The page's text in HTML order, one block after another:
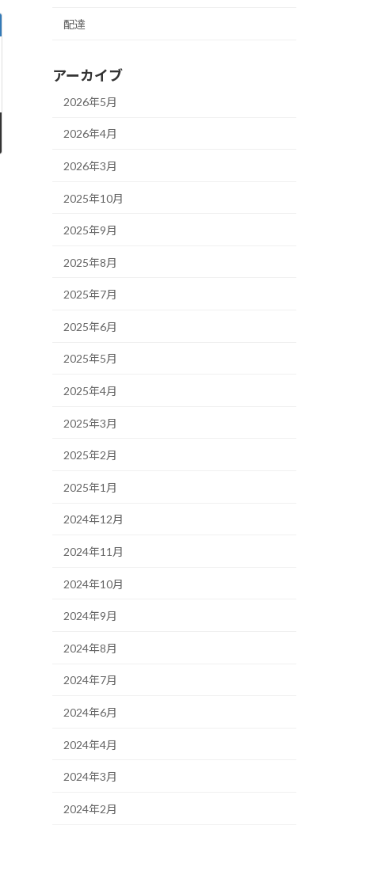
配達
アーカイブ
2026年5月
2026年4月
2026年3月
2025年10月
2025年9月
2025年8月
2025年7月
2025年6月
2025年5月
2025年4月
2025年3月
2025年2月
2025年1月
2024年12月
2024年11月
2024年10月
2024年9月
2024年8月
2024年7月
2024年6月
2024年4月
2024年3月
2024年2月